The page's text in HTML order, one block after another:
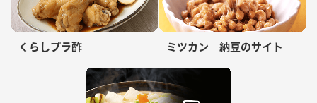
くらしプラ酢 ミツカン 納豆のサイト